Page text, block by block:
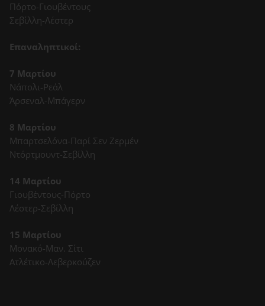
Πόρτο-Γιουβέντους
Σεβίλλη-Λέστερ
Επαναληπτικοί:
7 Μαρτίου
Νάπολι-Ρεάλ
Άρσεναλ-Μπάγερν
8 Μαρτίου
Μπαρτσελόνα-Παρί Σεν Ζερμέν
Ντόρτμουντ-Σεβίλλη
14 Μαρτίου
Γιουβέντους-Πόρτο
Λέστερ-Σεβίλλη
15 Μαρτίου
Μονακό-Μαν. Σίτι
Ατλέτικο-Λεβερκούζεν